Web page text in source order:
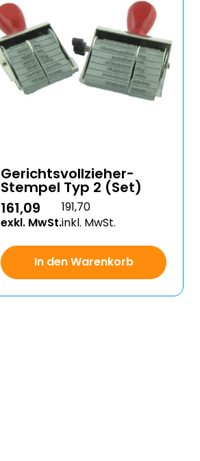
Gerichtsvollzieher-
Stempel Typ 2 (Set)
161,09
exkl. MwSt.
191,70
inkl. MwSt.
In den Warenkorb